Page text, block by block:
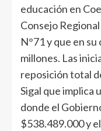
educación en
Consejo
N°71 y que en
millones. Las
reposición total
Sigal que implica
donde el
$538.489.000 y